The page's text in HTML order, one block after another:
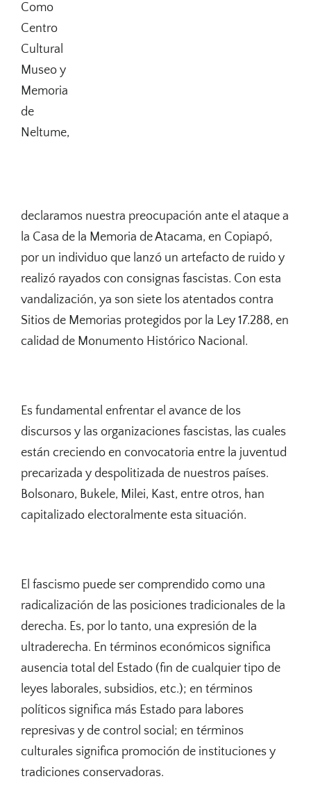
Como
Centro
Cultural
Museo y
Memoria
de
Neltume,
declaramos nuestra preocupación ante el ataque a
la Casa de la Memoria de Atacama, en Copiapó,
por un individuo que lanzó un artefacto de ruido y
realizó rayados con consignas fascistas. Con esta
vandalización, ya son siete los atentados contra
Sitios de Memorias protegidos por la Ley 17.288, en
calidad de Monumento Histórico Nacional.
Es fundamental enfrentar el avance de los
discursos y las organizaciones fascistas, las cuales
están creciendo en convocatoria entre la juventud
precarizada y despolitizada de nuestros países.
Bolsonaro, Bukele, Milei, Kast, entre otros, han
capitalizado electoralmente esta situación.
El fascismo puede ser comprendido como una
radicalización de las posiciones tradicionales de la
derecha. Es, por lo tanto, una expresión de la
ultraderecha. En términos económicos significa
ausencia total del Estado (fin de cualquier tipo de
leyes laborales, subsidios, etc.); en términos
políticos significa más Estado para labores
represivas y de control social; en términos
culturales significa promoción de instituciones y
tradiciones conservadoras.